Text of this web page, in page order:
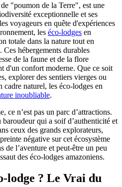
"poumon de la Terre", est une
exceptionnelle et ses
voyageurs en quête d'expériences
les éco-lodges en
totale dans la nature tout en
hébergements durables
de la faune et de la flore
d'un confort moderne. Que ce soit
explorer des sentiers vierges ou
cadre naturel, les éco-lodges en
inoubliable.
ce n’est pas un parc d’attractions.
qui a soif d’authenticité et
ceux des grands explorateurs,
négative sur cet écosystème
de l’aventure et peut-être un peu
des éco-lodges amazoniens.
lodge ? Le Vrai du